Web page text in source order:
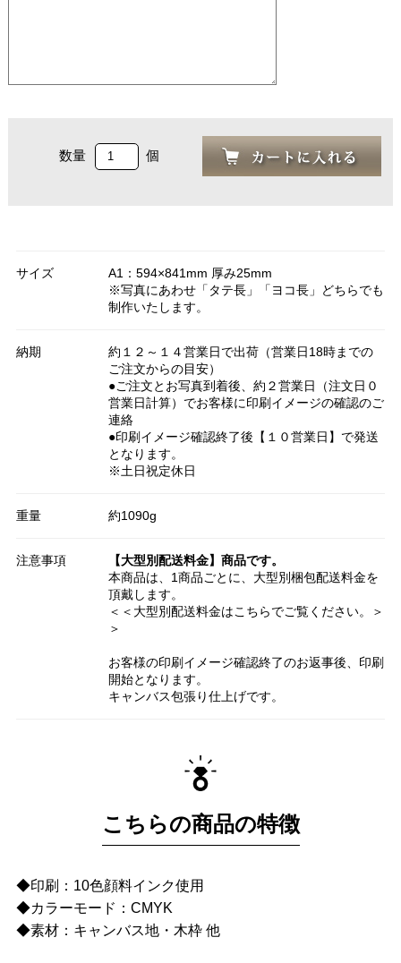
数量 個
サイズ
A1：594×841mm 厚み25mm
※写真にあわせ「タテ長」「ヨコ長」どちらでも
制作いたします。
納期
約１２～１４営業日で出荷（営業日18時までの
ご注文からの目安）
●ご注文とお写真到着後、約２営業日（注文日０
営業日計算）でお客様に印刷イメージの確認のご
連絡
●印刷イメージ確認終了後【１０営業日】で発送
となります。
※土日祝定休日
重量 約1090g
注意事項
【大型別配送料金】商品です。
本商品は、1商品ごとに、大型別梱包配送料金を
頂戴します。
＜＜大型別配送料金はこちらでご覧ください。＞
＞
お客様の印刷イメージ確認終了のお返事後、印刷
開始となります。
キャンバス包張り仕上げです。
こちらの商品の特徴
◆印刷：10色顔料インク使用
◆カラーモード：CMYK
◆素材：キャンバス地・木枠 他